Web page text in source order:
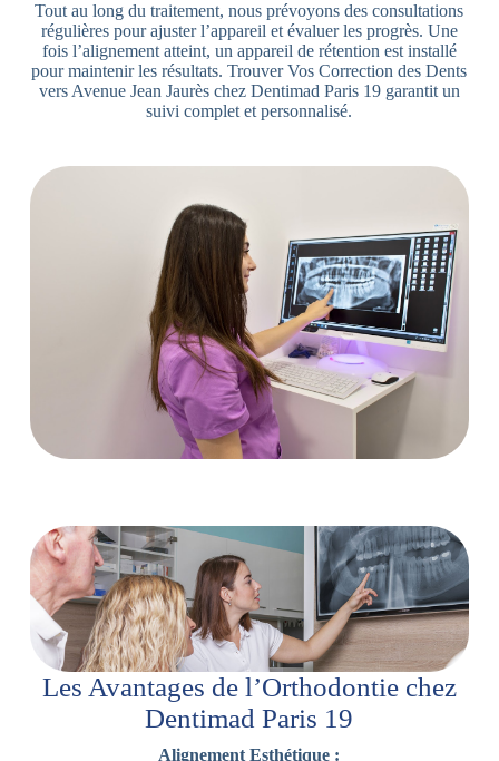
Tout au long du traitement, nous prévoyons des consultations
régulières pour ajuster l’appareil et évaluer les progrès. Une
fois l’alignement atteint, un appareil de rétention est installé
pour maintenir les résultats. Trouver Vos Correction des Dents
vers Avenue Jean Jaurès chez Dentimad Paris 19 garantit un
suivi complet et personnalisé.
Les Avantages de l’Orthodontie chez
Dentimad Paris 19
Alignement Esthétique :